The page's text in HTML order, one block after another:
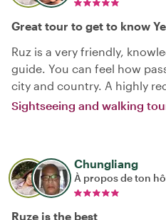
Great tour to get to know
Ruz is a very friendly,
guide. You can feel how
city and country. A highly
Sightseeing and walking
Chungliang
À propos de ton
Ruze is the best